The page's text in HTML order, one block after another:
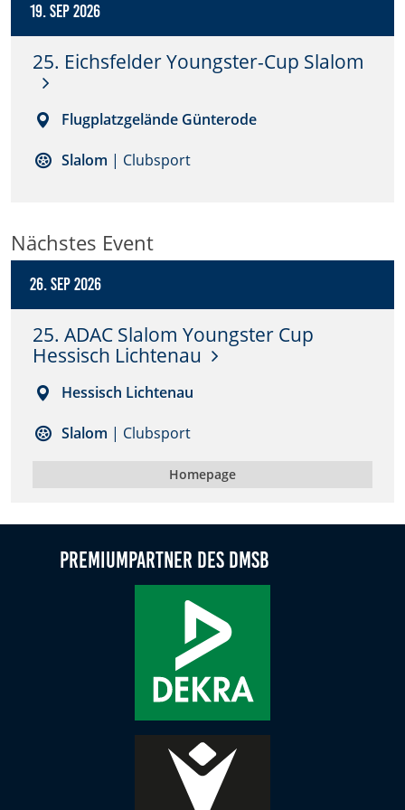
19. Sep 2026
25. Eichsfelder Youngster-Cup Slalom
Flugplatzgelände Günterode
Slalom | Clubsport
Nächstes Event
26. Sep 2026
25. ADAC Slalom Youngster Cup
Hessisch Lichtenau
Hessisch Lichtenau
Slalom | Clubsport
Homepage
Premiumpartner des DMSB
DMSB
Dieser Cookie speichert Informationen zu
verwendeten Hintergrundbildern der Website.
Cookie Laufzeit:
Cookie Consent
Name:
cookie_consent
Anbieter:
Dieser Cookie speichert die gewählten Cookie-
Cookies, die der Sammlung von Informationen und
Erstellung von Berichten über die Website-
Nutzungsstatistik dienen, ohne dass einzelne
Besucher persönlich identifiziert werden können.